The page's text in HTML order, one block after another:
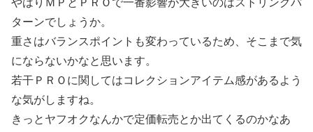
やはりＭＰとＰＲＯで一番影響が大きいのはストリングパ
ターンでしょうか。
重さはバランスポイントも変わっているため、そこまで気
にならないかなと思います。
若干ＰＲＯに関してはコレクションアイテム感があるよう
な気がしますね。
きっとヤフオクなんかで定価転売とか出てくるのかなあ